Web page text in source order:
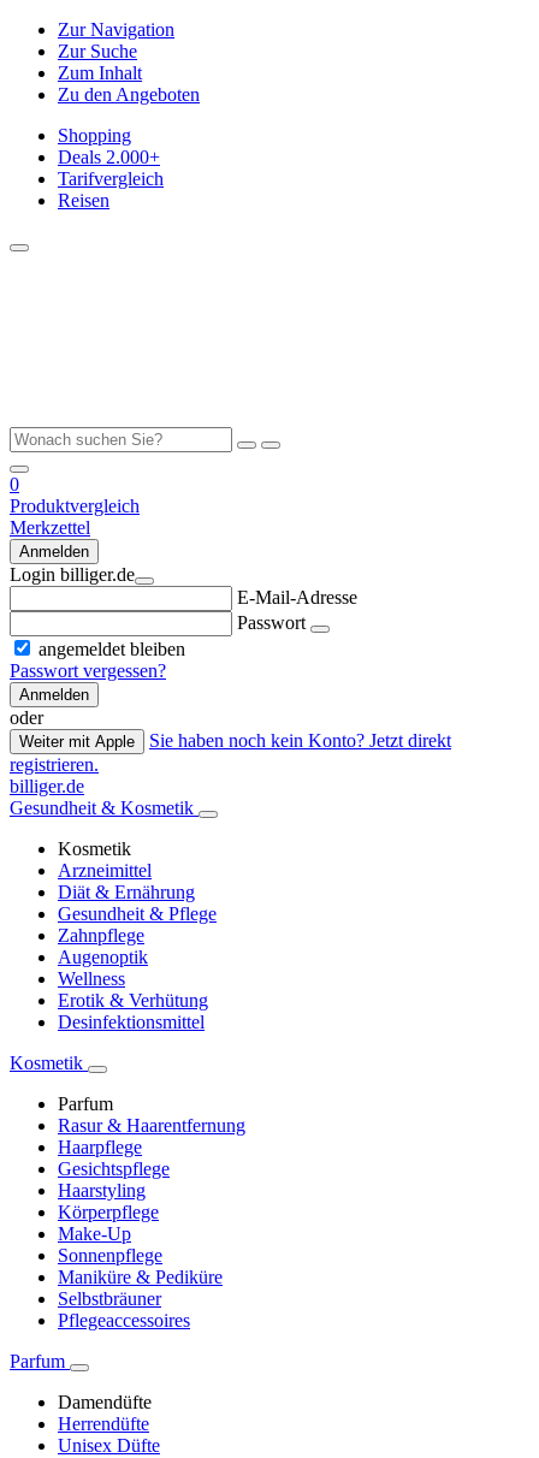
Zur Navigation
Zur Suche
Zum Inhalt
Zu den Angeboten
Shopping
Deals 2.000+
Tarifvergleich
Reisen
0
Produktvergleich
Merkzettel
Anmelden
Login billiger.de
E-Mail-Adresse
Passwort
angemeldet bleiben
Passwort vergessen?
Anmelden
oder
Weiter mit Apple
Sie haben noch kein Konto? Jetzt direkt
registrieren.
billiger.de
Gesundheit & Kosmetik
Kosmetik
Arzneimittel
Diät & Ernährung
Gesundheit & Pflege
Zahnpflege
Augenoptik
Wellness
Erotik & Verhütung
Desinfektionsmittel
Kosmetik
Parfum
Rasur & Haarentfernung
Haarpflege
Gesichtspflege
Haarstyling
Körperpflege
Make-Up
Sonnenpflege
Maniküre & Pediküre
Selbstbräuner
Pflegeaccessoires
Parfum
Damendüfte
Herrendüfte
Unisex Düfte